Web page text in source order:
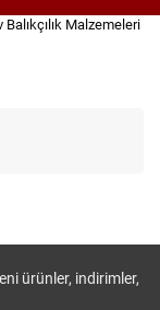
Balıkçılık Malzemeleri
ürünler, indirimler,